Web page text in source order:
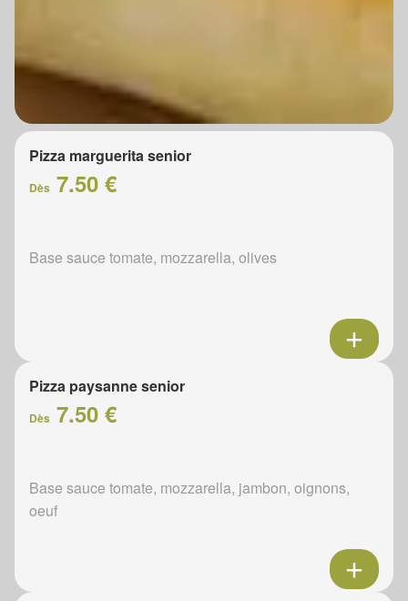
Pizza marguerita senior
Dès 7.50 €
Base sauce tomate, mozzarella, olives
Pizza paysanne senior
Dès 7.50 €
Base sauce tomate, mozzarella, jambon, oignons,
oeuf